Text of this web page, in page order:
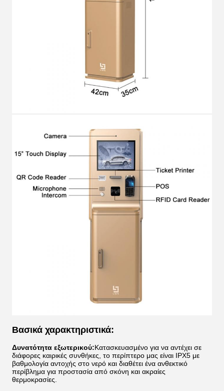
Βασικά χαρακτηριστικά:
Δυνατότητα εξωτερικού:Κατασκευασμένο για να αντέχει σε
διάφορες καιρικές συνθήκες, το περίπτερο μας είναι IPX5 με
βαθμολογία αντοχής στο νερό και διαθέτει ένα ανθεκτικό
περίβλημα για προστασία από σκόνη και ακραίες
θερμοκρασίες.